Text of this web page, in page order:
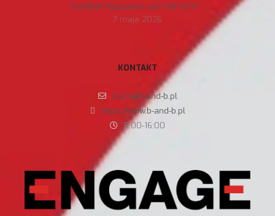
FortiMail Appliance and VM 8.0.0
7 maja 2026
KONTAKT
biuro@b-and-b.pl
https://www.b-and-b.pl
8:00-16:00